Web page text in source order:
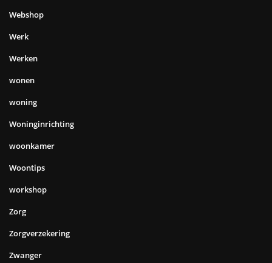
Webshop
Werk
Werken
wonen
woning
Woninginrichting
woonkamer
Woontips
workshop
Zorg
Zorgverzekering
Zwanger